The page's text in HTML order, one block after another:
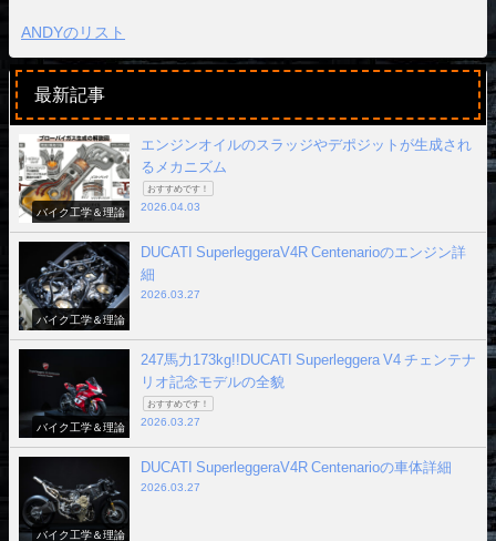
ANDYのリスト
最新記事
バイク工学＆理論
エンジンオイルのスラッジやデポジットが生成され
るメカニズム
おすすめです！
2026.04.03
バイク工学＆理論
DUCATI SuperleggeraV4R Centenarioのエンジン詳
細
2026.03.27
バイク工学＆理論
247馬力173kg!!DUCATI Superleggera V4 チェンテナ
リオ記念モデルの全貌
おすすめです！
2026.03.27
バイク工学＆理論
DUCATI SuperleggeraV4R Centenarioの車体詳細
2026.03.27